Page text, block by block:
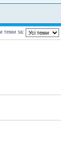
теми за: